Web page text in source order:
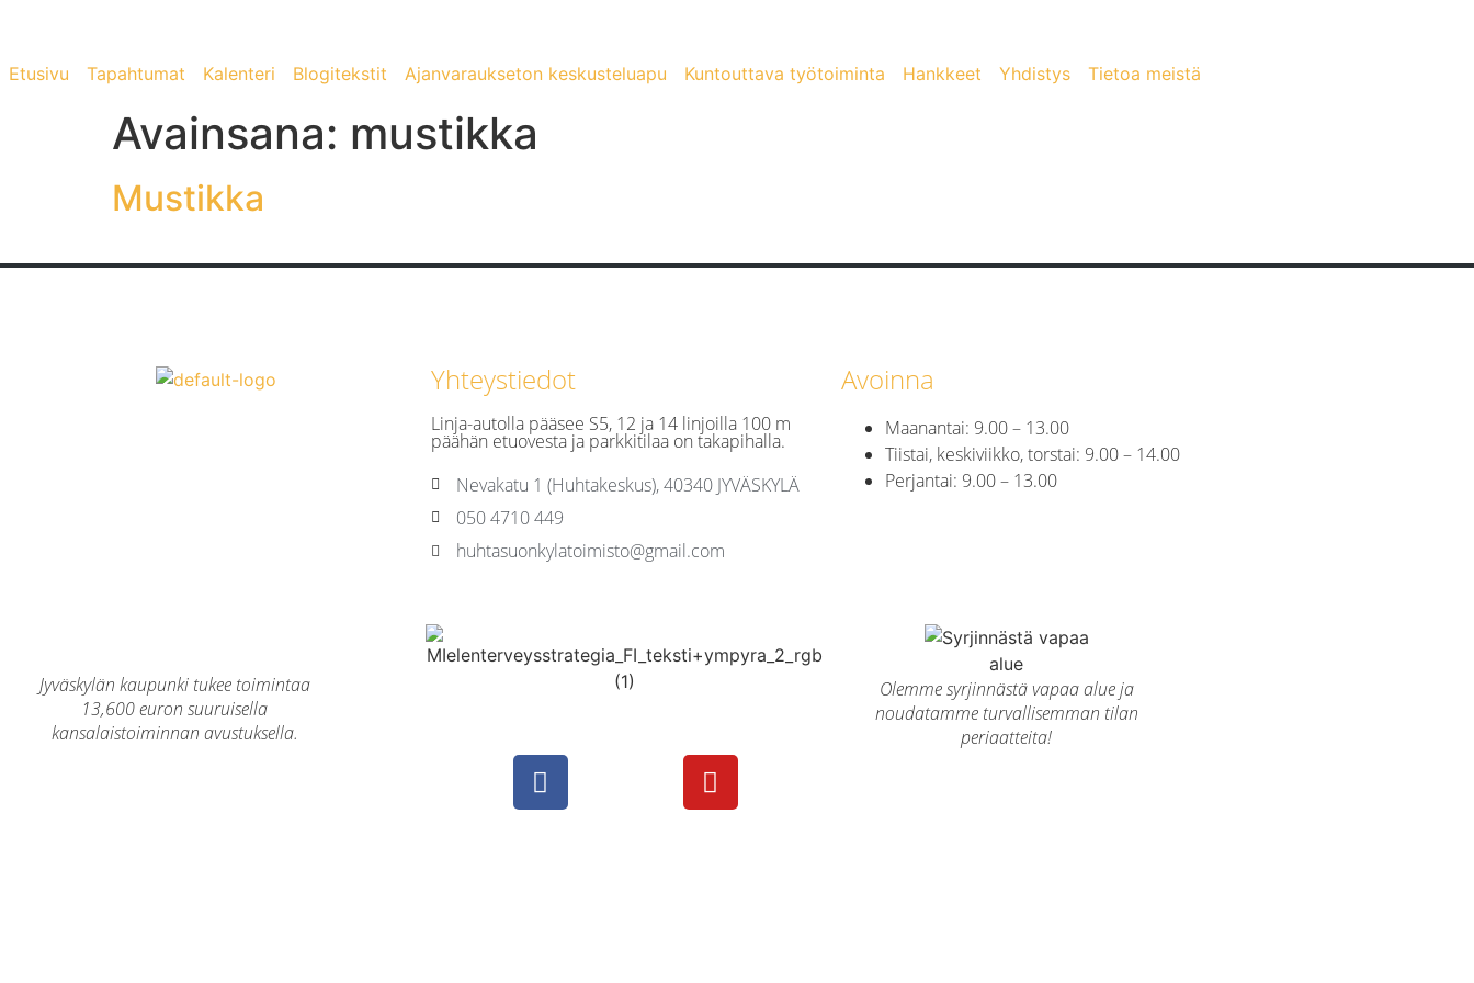
Etusivu Tapahtumat Kalenteri Blogitekstit Ajanvaraukseton keskusteluapu Kuntouttava työtoiminta Hankkeet Yhdistys Tietoa meistä
Avainsana: mustikka
Mustikka
Yhteystiedot
Linja-autolla pääsee S5, 12 ja 14 linjoilla 100 m
päähän etuovesta ja parkkitilaa on takapihalla.
Nevakatu 1 (Huhtakeskus), 40340 JYVÄSKYLÄ
050 4710 449
huhtasuonkylatoimisto@gmail.com
Avoinna
Maanantai: 9.00 – 13.00
Tiistai, keskiviikko, torstai: 9.00 – 14.00
Perjantai: 9.00 – 13.00
Jyväskylän kaupunki tukee toimintaa
13,600 euron suuruisella
kansalaistoiminnan avustuksella.
Olemme syrjinnästä vapaa alue ja
noudatamme turvallisemman tilan
periaatteita!